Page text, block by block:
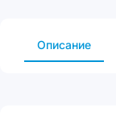
Описание